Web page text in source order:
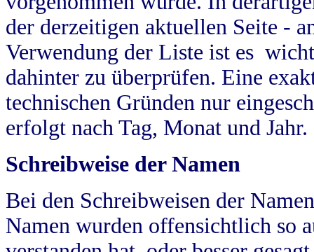
der derzeitigen aktuellen Seite -
Verwendung der Liste ist es
dahinter zu überprüfen. Eine
technischen Gründen nur
erfolgt nach Tag, Monat und Jahr.
Schreibweise der Namen
Bei den Schreibweisen der
Namen wurden offensichtlich so